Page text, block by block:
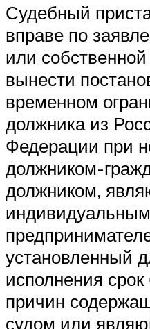
Судебный
вправе по
или
вынести
временном
должника из
Федерации при
должником-
должником,
индивидуальным
установленный
исполнения
причин
судом или